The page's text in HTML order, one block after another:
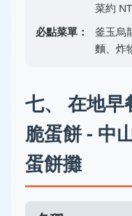
菜約
必點菜單：
釜玉烏
麵、炸
七、 在地早
脆蛋餅 - 中
蛋餅攤